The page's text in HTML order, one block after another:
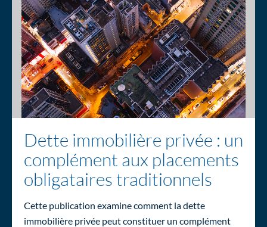
Dette immobilière privée : un
complément aux placements
obligataires traditionnels
Cette publication examine comment la dette
immobilière privée peut constituer un complément